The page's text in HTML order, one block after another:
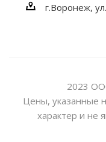
г.Воронеж,
2023
Цены, указанные
характер и не